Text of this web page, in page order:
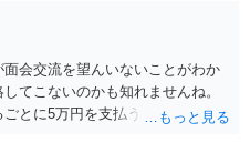
会交流を望んいないことがわか
てこないのかも知れませんね。
とに5万円を支払うことを取決め